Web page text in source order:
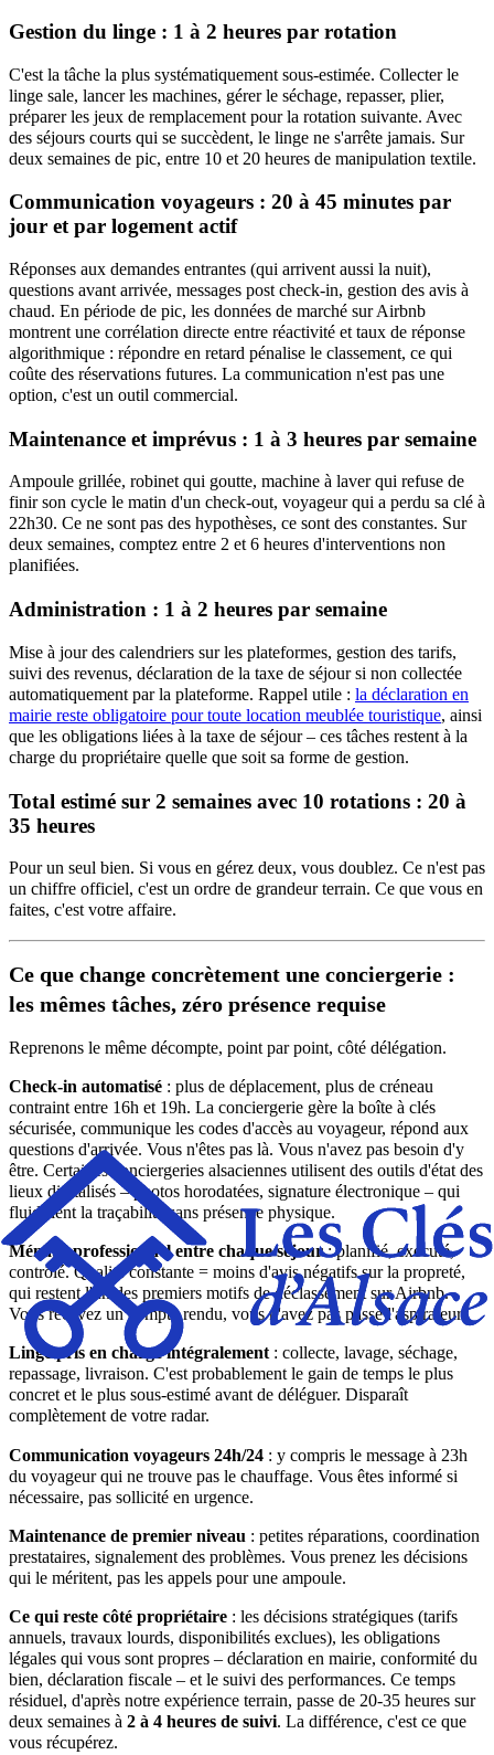
Gestion du linge : 1 à 2 heures par rotation
C'est la tâche la plus systématiquement sous-estimée. Collecter le
linge sale, lancer les machines, gérer le séchage, repasser, plier,
préparer les jeux de remplacement pour la rotation suivante. Avec
des séjours courts qui se succèdent, le linge ne s'arrête jamais. Sur
deux semaines de pic, entre 10 et 20 heures de manipulation textile.
Communication voyageurs : 20 à 45 minutes par
jour et par logement actif
Réponses aux demandes entrantes (qui arrivent aussi la nuit),
questions avant arrivée, messages post check-in, gestion des avis à
chaud. En période de pic, les données de marché sur Airbnb
montrent une corrélation directe entre réactivité et taux de réponse
algorithmique : répondre en retard pénalise le classement, ce qui
coûte des réservations futures. La communication n'est pas une
option, c'est un outil commercial.
Maintenance et imprévus : 1 à 3 heures par semaine
Ampoule grillée, robinet qui goutte, machine à laver qui refuse de
finir son cycle le matin d'un check-out, voyageur qui a perdu sa clé à
22h30. Ce ne sont pas des hypothèses, ce sont des constantes. Sur
deux semaines, comptez entre 2 et 6 heures d'interventions non
planifiées.
Administration : 1 à 2 heures par semaine
Mise à jour des calendriers sur les plateformes, gestion des tarifs,
suivi des revenus, déclaration de la taxe de séjour si non collectée
automatiquement par la plateforme. Rappel utile : la déclaration en
mairie reste obligatoire pour toute location meublée touristique, ainsi
que les obligations liées à la taxe de séjour – ces tâches restent à la
charge du propriétaire quelle que soit sa forme de gestion.
Total estimé sur 2 semaines avec 10 rotations : 20 à
35 heures
Pour un seul bien. Si vous en gérez deux, vous doublez. Ce n'est pas
un chiffre officiel, c'est un ordre de grandeur terrain. Ce que vous en
faites, c'est votre affaire.
Ce que change concrètement une conciergerie :
les mêmes tâches, zéro présence requise
Reprenons le même décompte, point par point, côté délégation.
Check-in automatisé : plus de déplacement, plus de créneau
contraint entre 16h et 19h. La conciergerie gère la boîte à clés
sécurisée, communique les codes d'accès au voyageur, répond aux
questions d'arrivée. Vous n'êtes pas là. Vous n'avez pas besoin d'y
être. Certaines conciergeries alsaciennes utilisent des outils d'état des
lieux digitalisés – photos horodatées, signature électronique – qui
fluidifient la traçabilité sans présence physique.
Ménage professionnel entre chaque séjour: planifié, exécuté,
contrôlé. Qualité constante = moins d'avis négatifs sur la propreté,
qui restent l'un des premiers motifs de déclassement sur Airbnb.
Vous recevez un compte rendu, vous n'avez pas passé l'aspirateur.
Linge pris en charge intégralement: collecte, lavage, séchage,
repassage, livraison. C'est probablement le gain de temps le plus
concret et le plus sous-estimé avant de déléguer. Disparaît
complètement de votre radar.
Communication voyageurs 24h/24 : y compris le message à 23h
du voyageur qui ne trouve pas le chauffage. Vous êtes informé si
nécessaire, pas sollicité en urgence.
Maintenance de premier niveau : petites réparations, coordination
prestataires, signalement des problèmes. Vous prenez les décisions
qui le méritent, pas les appels pour une ampoule.
Ce qui reste côté propriétaire : les décisions stratégiques (tarifs
annuels, travaux lourds, disponibilités exclues), les obligations
légales qui vous sont propres – déclaration en mairie, conformité du
bien, déclaration fiscale – et le suivi des performances. Ce temps
résiduel, d'après notre expérience terrain, passe de 20-35 heures sur
deux semaines à 2 à 4 heures de suivi. La différence, c'est ce que
vous récupérez.